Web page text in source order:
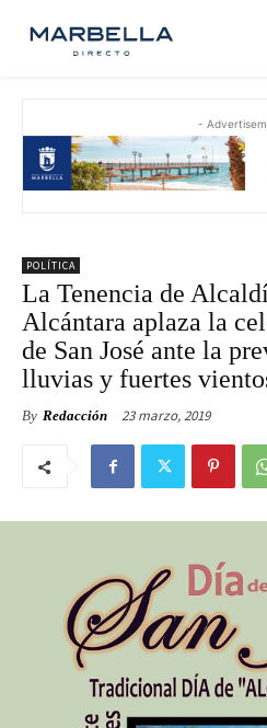
-
POLÍTICA
La Tenencia de
Alcántara aplaza la
de San José ante la
lluvias y fuertes
By Redacción 23 marzo, 2019